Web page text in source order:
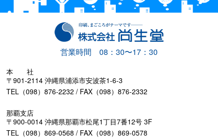
営業時間 08：30〜17：30
本 社
〒901-2114 沖縄県浦添市安波茶1-6-3
TEL（098）876-2232 / FAX（098）876-2332
那覇支店
〒900-0014 沖縄県那覇市松尾1丁目7番12号 3F
TEL（098）869-0568 / FAX（098）869-0578